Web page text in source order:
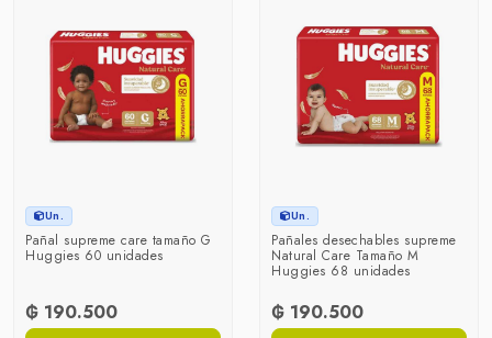
Un.
Pañal supreme care tamaño G
Huggies 60 unidades
₲ 190.500
Un.
Pañales desechables supreme
Natural Care Tamaño M
Huggies 68 unidades
₲ 190.500